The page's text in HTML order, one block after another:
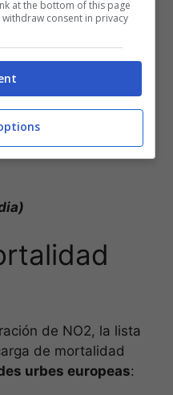
20 del ranking
PM 2,5.
ciudades con
se encuentran:
de NO2, la lista
de mortalidad
urbes europeas:
at the bottom of this page
consent in privacy